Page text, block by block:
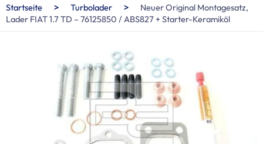
Startseite > Turbolader >
Neuer Original Montagesatz,
Lader FIAT 1.7 TD – 76125850 / ABS827 + Starter-Keramiköl